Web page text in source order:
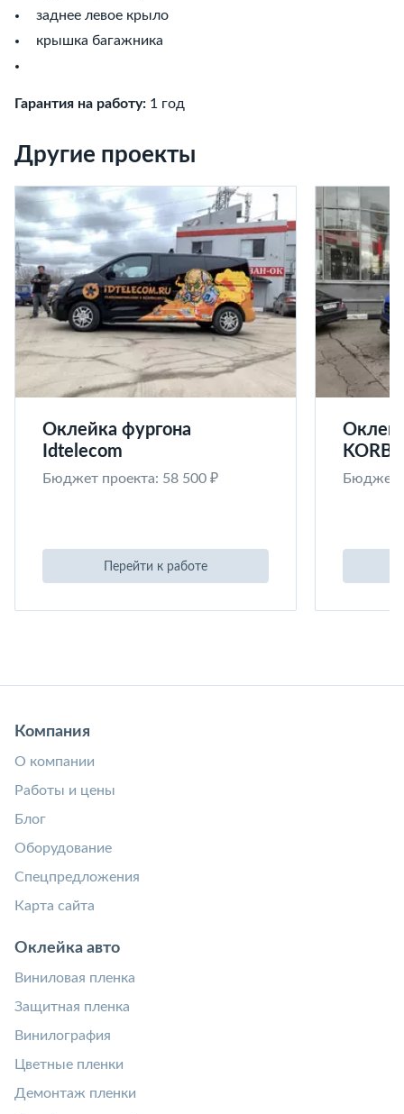
заднее левое крыло
крышка багажника
Гарантия на работу: 1 год
Другие проекты
Оклейка фургона
Idtelecom
Бюджет проекта: 58 500 ₽
Перейти к работе
KORB
Бюджет
Компания
О компании
Работы и цены
Блог
Оборудование
Спецпредложения
Карта сайта
Оклейка авто
Виниловая пленка
Защитная пленка
Винилография
Цветные пленки
Демонтаж пленки